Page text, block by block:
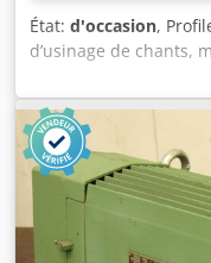
État: d'occasion,
d’usinage de chants,
d’usinage, moteur de
Puissance : 0,4 kW,
volts Djdpfxob A Tbho
mm - Outil : mm -
par pièce -